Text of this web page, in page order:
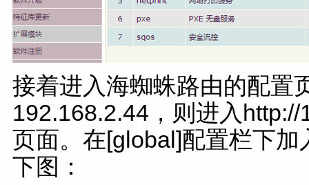
接着进入海蜘蛛路由的配置
192.168.2.44，则进入
页面。在[global]配置栏下
下图：